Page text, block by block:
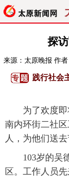
经济
旅游
看天下
太原日报
探
来源： 太原晚报 作
践行社会
为了欢度即将
南内环街二社
人，为他们送去
103岁的吴德
区。工作人员